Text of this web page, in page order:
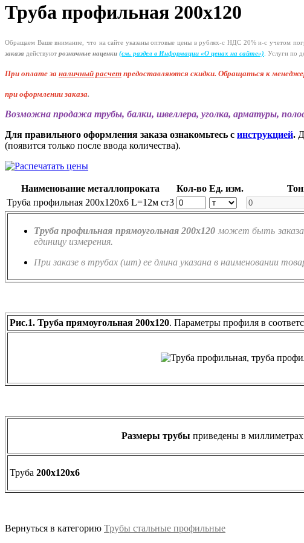
Труба профильная 200х120
Обращаем Ваше внимание, что на сайте указаны оптовые цены врублях-с НДС 20%и-с учетом
заказа действуют розничные наценки (см. раздел в Информации «О ценах на сайте»). Услуги по
При оплате за наличный расчет предоставляются скидки. Обращаться к
при оформлении заказа.
Возможна продажа трубы, балки, швеллера, уголка, арматуры,
Для правильного оформления заказа ознакомьтесь с инструкцией.
(появится только после ввода количества).
Наименование металлопроката Кол-во Ед. изм.
Труба профильная 200х120х6 L=12м ст3
Труба профильная прямоугольная 200х120 может быть
единицу измерения.
При заказе в трубах (шт) ее длина указана в наименовании
Рис.1. Труба прямоугольная 200х120. Параметры профиля в
Размеры трубы приведены в
Труба 200х120х6
Вернуться в категорию Трубы стальные профильные